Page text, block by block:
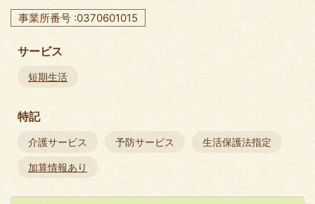
事業所番号 :0370601015
サービス
短期生活
特記
介護サービス 予防サービス 生活保護法指定
加算情報あり